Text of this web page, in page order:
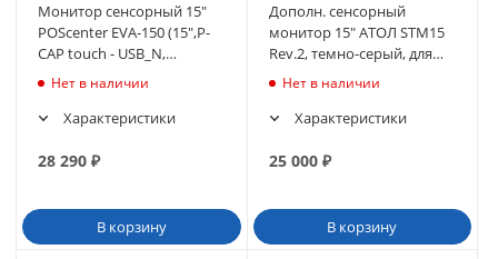
Монитор сенсорный 15"
POScenter EVA-150 (15",P-
CAP touch - USB_N,
MSR_JPOS, 3м каб.) черный
Нет в наличии
Характеристики
28 290 ₽
В корзину
Дополн. сенсорный
монитор 15" АТОЛ STM15
Rev.2, темно-серый, для
терминала JAZZ 15/16
Нет в наличии
Характеристики
25 000₽
В корзину